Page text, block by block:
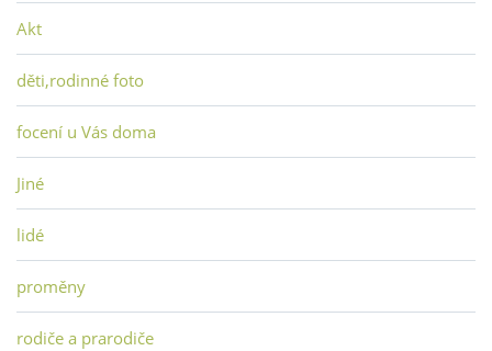
Akt
děti,rodinné foto
focení u Vás doma
Jiné
lidé
proměny
rodiče a prarodiče